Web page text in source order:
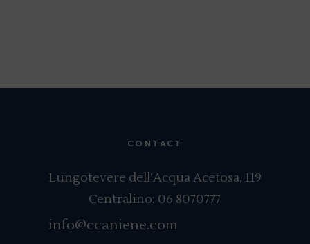
CONTACT
Lungotevere dell’Acqua Acetosa, 119
Centralino: 06 8070777
info@ccaniene.com